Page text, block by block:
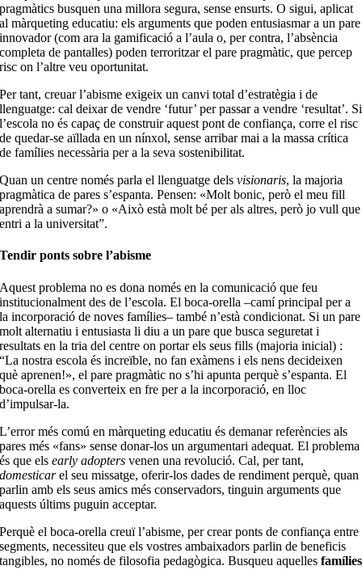
pragmàtics busquen una millora segura, sense ensurts. O sigui, aplicat
al màrqueting educatiu: els arguments que poden entusiasmar a un pare
innovador (com ara la gamificació a l’aula o, per contra, l’absència
completa de pantalles) poden terroritzar el pare pragmàtic, que percep
risc on l’altre veu oportunitat.
Per tant, creuar l’abisme exigeix un canvi total d’estratègia i de
llenguatge: cal deixar de vendre ‘futur’ per passar a vendre ‘resultat’. Si
l’escola no és capaç de construir aquest pont de confiança, corre el risc
de quedar-se aïllada en un nínxol, sense arribar mai a la massa crítica
de famílies necessària per a la seva sostenibilitat.
Quan un centre només parla el llenguatge delsvisionaris, la majoria
pragmàtica de pares s’espanta. Pensen: «Molt bonic, però el meu fill
aprendrà a sumar?» o «Això està molt bé per als altres, però jo vull que
entri a la universitat”.
Tendir ponts sobre l’abisme
Aquest problema no es dona només en la comunicació que feu
institucionalment des de l’escola. El boca-orella –camí principal per a
la incorporació de noves famílies– també n’està condicionat. Si un pare
molt alternatiu i entusiasta li diu a un pare que busca seguretat i
resultats en la tria del centre on portar els seus fills (majoria inicial) :
“La nostra escola és increïble, no fan exàmens i els nens decideixen
què aprenen!», el pare pragmàtic no s’hi apunta perquè s’espanta. El
boca-orella es converteix en fre per a la incorporació, en lloc
d’impulsar-la.
L’error més comú en màrqueting educatiu és demanar referències als
pares més «fans» sense donar-los un argumentari adequat. El problema
és que elsearly adopters venen una revolució. Cal, per tant,
domesticarel seu missatge, oferir-los dades de rendiment perquè, quan
parlin amb els seus amics més conservadors, tinguin arguments que
aquests últims puguin acceptar.
Perquè el boca-orella creuï l’abisme, per crear ponts de confiança entre
segments, necessiteu que els vostres ambaixadors parlin de beneficis
tangibles, no només de filosofia pedagògica. Busqueu aquellesfamílies